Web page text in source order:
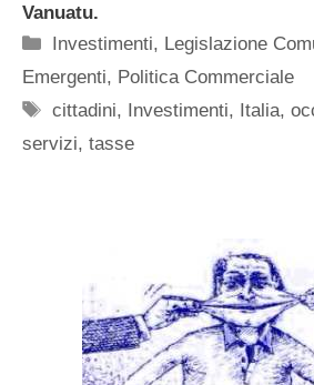
Vanuatu.
Categorie
Investimenti, Legislazione
Emergenti, Politica Commerciale
Tag
cittadini, Investimenti, Italia,
servizi, tasse